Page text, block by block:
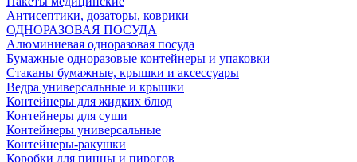
Антисептики, дозаторы, коврики
ОДНОРАЗОВАЯ ПОСУДА
Алюминиевая одноразовая посуда
Бумажные одноразовые контейнеры и упаковки
Стаканы бумажные, крышки и аксессуары
Ведра универсальные и крышки
Контейнеры для жидких блюд
Контейнеры для суши
Контейнеры универсальные
Контейнеры-ракушки
Коробки для пиццы и пирогов